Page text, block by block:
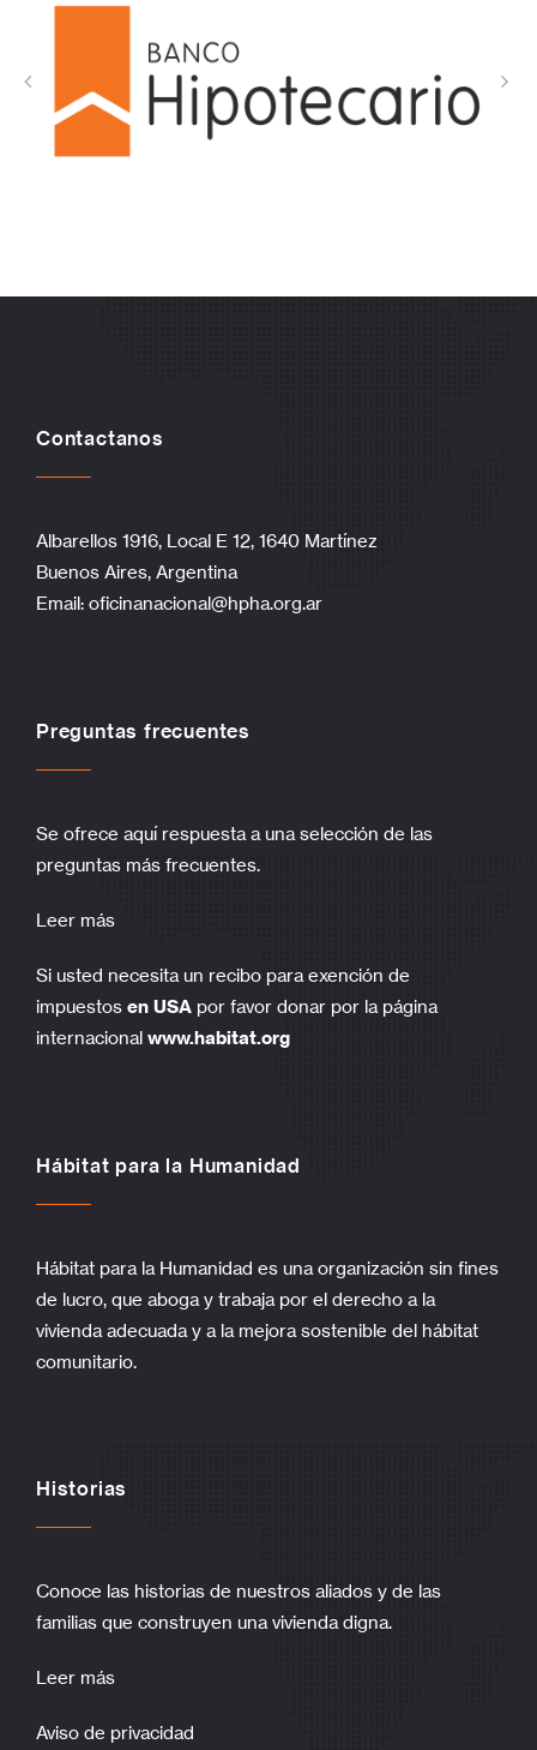
Contactanos
Albarellos 1916, Local E 12, 1640 Martínez
Buenos Aires, Argentina
Email: oficinanacional@hpha.org.ar
Preguntas frecuentes
Se ofrece aquí respuesta a una selección de las
preguntas más frecuentes.
Leer más
Si usted necesita un recibo para exención de
impuestos en USA por favor donar por la página
internacional www.habitat.org
Hábitat para la Humanidad
Hábitat para la Humanidad es una organización sin fines
de lucro, que aboga y trabaja por el derecho a la
vivienda adecuada y a la mejora sostenible del hábitat
comunitario.
Historias
Conoce las historias de nuestros aliados y de las
familias que construyen una vivienda digna.
Leer más
Aviso de privacidad